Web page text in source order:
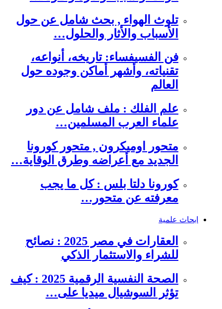
تلوث الهواء , بحث شامل عن حول
الأسباب والأثار والحلول…
فن الفسيفساء: تاريخه، أنواعه،
تقنياته، وأشهر أماكن وجوده حول
العالم
علم الفلك : ملف شامل عن دور
علماء العرب المسلمين…
متحور اوميكرون , متحور كورونا
الجديد مع أعراضه وطرق الوقاية…
كورونا دلتا بلس : كل ما يجب
معرفته عن متحور…
ابحاث علمية
العقارات في مصر 2025 : نصائح
للشراء والاستثمار الذكي
الصحة النفسية الرقمية 2025 : كيف
تؤثر السوشيال ميديا على…